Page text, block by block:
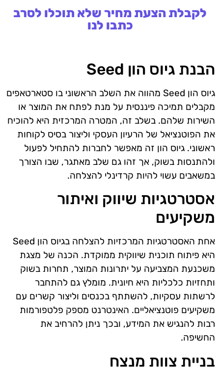
לקבלת הצעת מחיר שלא תוכלו לסרב
כתבו לנו
הבנת גיוס הון Seed
גיוס הון Seed מהווה את השלב הראשוני בו סטארטאפים
מקבלים תמיכה פיננסית על מנת לפתח את המוצר או
השירות שלהם. בשלב זה, המטרה המרכזית היא להוכיח
את הפוטנציאל של הרעיון העסקי וליצור בסיס לקוחות
ראשוני. גיוס הון זה מאפשר לחברות להתחיל לפעול
ולהתנסות בשוק, אך זהו גם שלב מאתגר, שבו הצורך
במשאבים עשוי להיות קרדינלי להצלחה.
אסטרטגיות שיווק ואיתור
משקיעים
אחת האסטרטגיות המרכזיות להצלחה בגיוס הון Seed
היא פיתוח תוכנית שיווקית ממוקדת. הכנה של מצגת
משכנעת המצביעה על יתרונות המוצר, תחרות בשוק
ותחזיות כלכליות היא חיונית. מומלץ גם להתחבר
לרשתות עסקיות, להשתתף בכנסים וליצור קשרים עם
משקיעים פוטנציאליים. האינטרנט מספק פלטפורמות
רבות להנגיש את המידע, ובכך ניתן להרחיב את
החשיפה.
בניית צוות מנצח